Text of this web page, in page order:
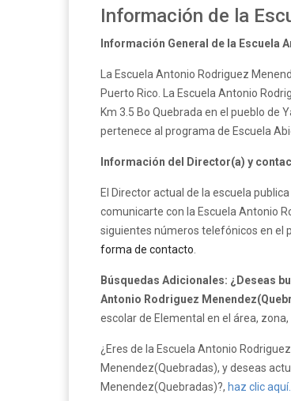
Información de la
Información General de la Escuela
La Escuela Antonio Rodriguez
Puerto Rico. La Escuela Antonio
Km 3.5 Bo Quebrada en el pueblo de
pertenece al programa de Escuela
Información del Director(a) y
El Director actual de la escuela
comunicarte con la Escuela Antonio
siguientes números telefónicos en el
forma de contacto
Búsquedas Adicionales: ¿Deseas
Antonio Rodriguez
escolar de Elemental en el área,
¿Eres de la Escuela Antonio
Menendez(Quebradas), y deseas
Menendez(Quebradas)?, haz clic aquí.